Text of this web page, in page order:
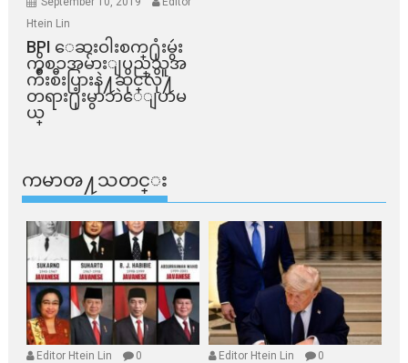
Htein Lin
BPI ​ေဆးဝါးစက္​႐ုံးမွဴး
ကိစၥအမ်ားျပည္​သူအ
က်ိဳးစီးပြားနဲ႔ဆိုင္​လို႔
တရား႐ုံးမွာဘဲေျပာမ
ယ္​
ကမာၻ႔သတင္း
Editor Htein Lin 0 Editor Htein Lin 0